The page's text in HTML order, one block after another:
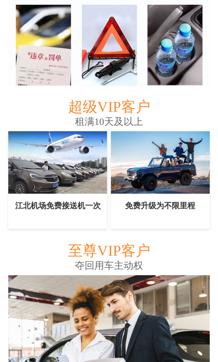
超级VIP客户
租满10天及以上
江北机场免费接送机一次 免费升级为不限里程
至尊VIP客户
夺回用车主动权